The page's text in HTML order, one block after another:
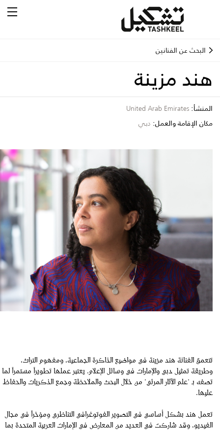
البحث عن الفنانين
هند مزينة
المنشأ: United Arab Emirates
مكان الإقامة والعمل: دبي
تتعمق الفنانة هند مزينة في مواضيع الذاكرة الجماعية، ومفهوم التراث،
وطريقة تمثيل دبي والإمارات في وسائل الإعلام. يعتبر عملها تطويراً مستمراً لما
تصفه بـ "علم الآثار المرئي" من خلال البحث والملاحظة وجمع الذكريات والحفاظ
عليها.
تعمل هند بشكل أساسي في التصوير الفوتوغرافي التناظري ومؤخراً في مجال
الفيديو، وقد شاركت في العديد من المعارض في الإمارات العربية المتحدة بما